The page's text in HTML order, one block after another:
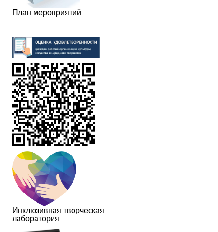
План мероприятий
Инклюзивная творческая
лаборатория